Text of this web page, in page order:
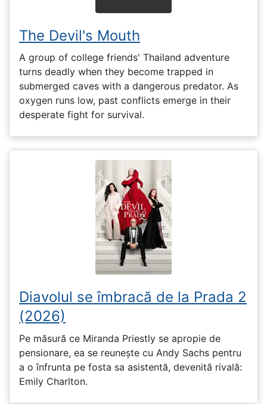
The Devil's Mouth
A group of college friends' Thailand adventure
turns deadly when they become trapped in
submerged caves with a dangerous predator. As
oxygen runs low, past conflicts emerge in their
desperate fight for survival.
Diavolul se îmbracă de la Prada 2
(2026)
Pe măsură ce Miranda Priestly se apropie de
pensionare, ea se reunește cu Andy Sachs pentru
a o înfrunta pe fosta sa asistentă, devenită rivală:
Emily Charlton.